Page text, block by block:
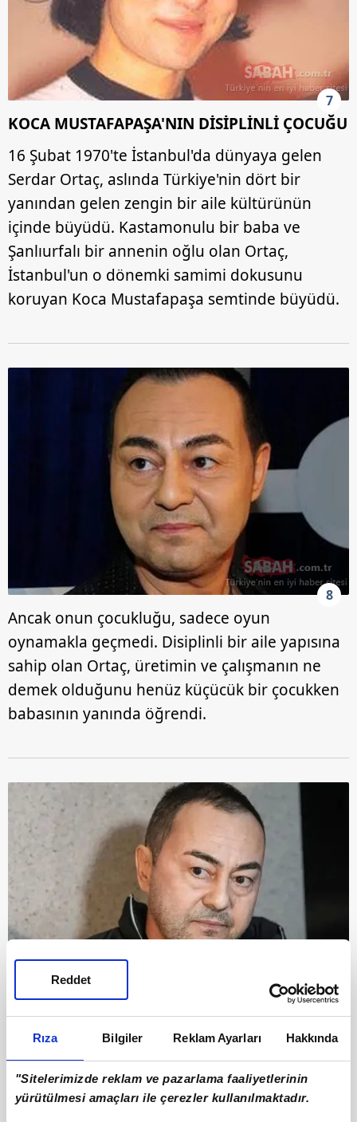
Rıza Bilgiler Reklam Ayarları Hakkında
"Sitelerimizde reklam ve pazarlama faaliyetlerinin
yürütülmesi amaçları ile çerezler kullanılmaktadır.
Reddet
7
KOCA MUSTAFAPAŞA'NIN DİSİPLİNLİ ÇOCUĞU
16 Şubat 1970'te İstanbul'da dünyaya gelen
Serdar Ortaç, aslında Türkiye'nin dört bir
yanından gelen zengin bir aile kültürünün
içinde büyüdü. Kastamonulu bir baba ve
Şanlıurfalı bir annenin oğlu olan Ortaç,
İstanbul'un o dönemki samimi dokusunu
koruyan Koca Mustafapaşa semtinde büyüdü.
8
Ancak onun çocukluğu, sadece oyun
oynamakla geçmedi. Disiplinli bir aile yapısına
sahip olan Ortaç, üretimin ve çalışmanın ne
demek olduğunu henüz küçücük bir çocukken
babasının yanında öğrendi.
SAHNE IŞIKLARI DEĞİL, TORNA TEZGAHI!
Babasının küçük bir dükkanda plastik kalıpçılığı
yapması, Ortaç'ın kaderini de teknik bir yöne